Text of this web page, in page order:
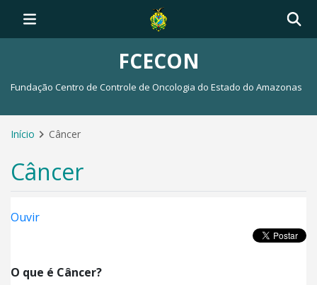
FCECON
Fundação Centro de Controle de Oncologia do Estado do Amazonas
Início Câncer
Câncer
Ouvir
O que é Câncer?